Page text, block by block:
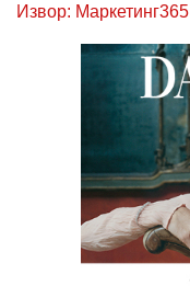
Извор: Маркетинг365